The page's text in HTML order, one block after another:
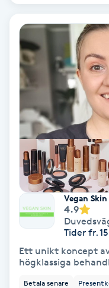
IPL
IPL hårborttagning
IR-massage
Japansk massage
Katun fransar
Kemisk peeling
Vegan
4.9
Tider fr.
Ett unikt koncept
högklassiga
Betala senare